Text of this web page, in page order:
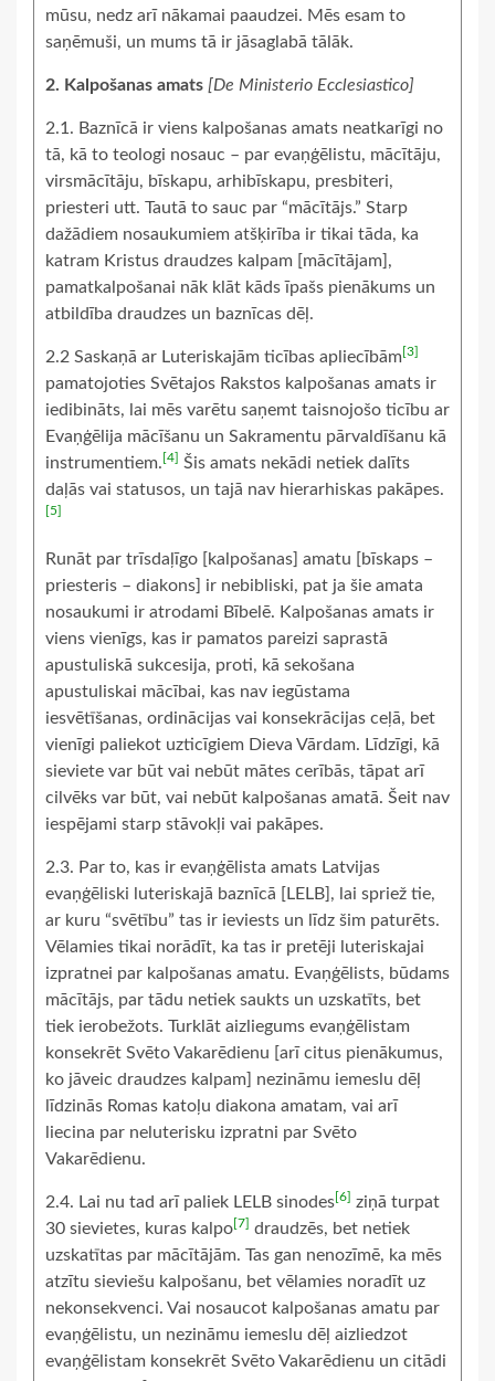
mūsu, nedz arī nākamai paaudzei. Mēs esam to
saņēmuši, un mums tā ir jāsaglabā tālāk.
2. Kalpošanas amats [De Ministerio Ecclesiastico]
2.1. Baznīcā ir viens kalpošanas amats neatkarīgi no
tā, kā to teologi nosauc – par evaņģēlistu, mācītāju,
virsmācītāju, bīskapu, arhibīskapu, presbiteri,
priesteri utt. Tautā to sauc par “mācītājs.” Starp
dažādiem nosaukumiem atšķirība ir tikai tāda, ka
katram Kristus draudzes kalpam [mācītājam],
pamatkalpošanai nāk klāt kāds īpašs pienākums un
atbildība draudzes un baznīcas dēļ.
2.2 Saskaņā ar Luteriskajām ticības apliecībām [3]
pamatojoties Svētajos Rakstos kalpošanas amats ir
iedibināts, lai mēs varētu saņemt taisnojošo ticību ar
Evaņģēlija mācīšanu un Sakramentu pārvaldīšanu kā
instrumentiem. [4]
Šis amats nekādi netiek dalīts
daļās vai statusos, un tajā nav hierarhiskas pakāpes.
[5]
Runāt par trīsdaļīgo [kalpošanas] amatu [bīskaps –
priesteris – diakons] ir nebibliski, pat ja šie amata
nosaukumi ir atrodami Bībelē. Kalpošanas amats ir
viens vienīgs, kas ir pamatos pareizi saprastā
apustuliskā sukcesija, proti, kā sekošana
apustuliskai mācībai, kas nav iegūstama
iesvētīšanas, ordinācijas vai konsekrācijas ceļā, bet
vienīgi paliekot uzticīgiem Dieva Vārdam. Līdzīgi, kā
sieviete var būt vai nebūt mātes cerībās, tāpat arī
cilvēks var būt, vai nebūt kalpošanas amatā. Šeit nav
iespējami starp stāvokļi vai pakāpes.
2.3. Par to, kas ir evaņģēlista amats Latvijas
evaņģēliski luteriskajā baznīcā [LELB], lai spriež tie,
ar kuru “svētību” tas ir ieviests un līdz šim paturēts.
Vēlamies tikai norādīt, ka tas ir pretēji luteriskajai
izpratnei par kalpošanas amatu. Evaņģēlists, būdams
mācītājs, par tādu netiek saukts un uzskatīts, bet
tiek ierobežots. Turklāt aizliegums evaņģēlistam
konsekrēt Svēto Vakarēdienu [arī citus pienākumus,
ko jāveic draudzes kalpam] nezināmu iemeslu dēļ
līdzinās Romas katoļu diakona amatam, vai arī
liecina par neluterisku izpratni par Svēto
Vakarēdienu.
2.4. Lai nu tad arī paliek LELB sinodes [6]
ziņā turpat
30 sievietes, kuras kalpo [7]
draudzēs, bet netiek
uzskatītas par mācītājām. Tas gan nenozīmē, ka mēs
atzītu sieviešu kalpošanu, bet vēlamies noradīt uz
nekonsekvenci. Vai nosaucot kalpošanas amatu par
evaņģēlistu, un nezināmu iemeslu dēļ aizliedzot
evaņģēlistam konsekrēt Svēto Vakarēdienu un citādi